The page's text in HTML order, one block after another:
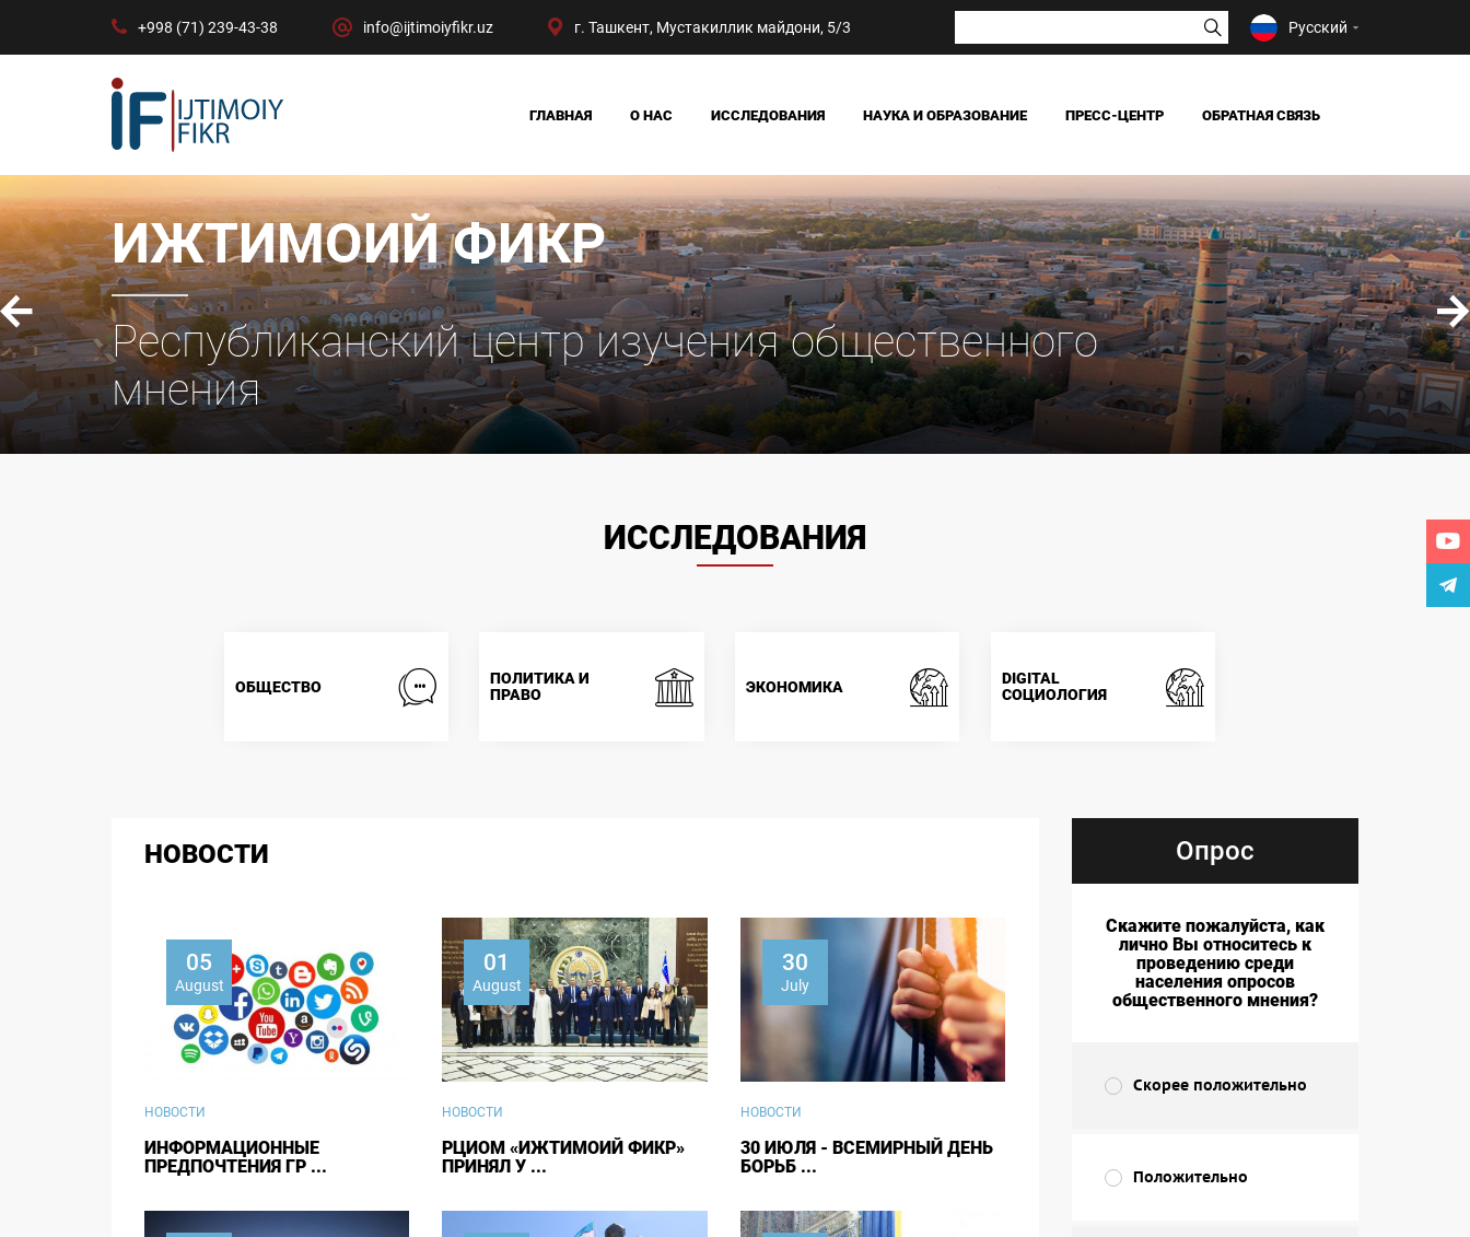
+998 (71) 239-43-38 info@ijtimoiyfikr.uz г. Ташкент, Мустакиллик майдони, 5/3 Русский
ГЛАВНАЯ О НАС
НАШИ ДОСТИЖЕНИЯ
РУКОВОДСТВО
СТРУКТУРА ЦЕНТРА
ИССЛЕДОВАНИЯ
ОБЩЕСТВО
ПОЛИТИКА И ПРАВО
ЭКОНОМИКА
НАУКА И ОБРАЗОВАНИЕ ПРЕСС-ЦЕНТР
НОВОСТИ
СМИ О НАС
ОБРАТНАЯ СВЯЗЬ
ИЖТИМОИЙ ФИКР
Республиканский центр изучения общественного
мнения
ИССЛЕДОВАНИЯ
ОБЩЕСТВО
ПОЛИТИКА И
ПРАВО
ЭКОНОМИКА
DIGITAL
СОЦИОЛОГИЯ
НОВОСТИ
05
August
НОВОСТИ
ИНФОРМАЦИОННЫЕ
ПРЕДПОЧТЕНИЯ ГР ...
01
August
НОВОСТИ
РЦИОМ «ИЖТИМОИЙ ФИКР»
ПРИНЯЛ У ...
30
July
НОВОСТИ
30 ИЮЛЯ - ВСЕМИРНЫЙ ДЕНЬ
БОРЬБ ...
Опрос
Скажите пожалуйста, как
лично Вы относитесь к
проведению среди
населения опросов
общественного мнения?
Скорее положительно
Положительно